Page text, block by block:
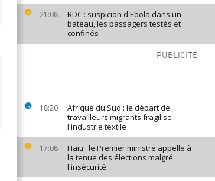
21:08
RDC : suspicion d'Ebola dans un
bateau, les passagers testés et
confinés
PUBLICITÉ
18:20
Afrique du Sud : le départ de
travailleurs migrants fragilise
l'industrie textile
17:08
Haïti : le Premier ministre appelle à
la tenue des élections malgré
l'insécurité